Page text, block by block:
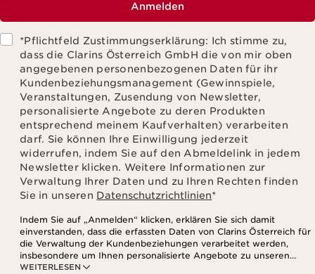
Anmelden
*Pflichtfeld Zustimmungserklärung: Ich stimme zu,
dass die Clarins Österreich GmbH die von mir oben
angegebenen personenbezogenen Daten für ihr
Kundenbeziehungsmanagement (Gewinnspiele,
Veranstaltungen, Zusendung von Newsletter,
personalisierte Angebote zu deren Produkten
entsprechend meinem Kaufverhalten) verarbeiten
darf. Sie können Ihre Einwilligung jederzeit
widerrufen, indem Sie auf den Abmeldelink in jedem
Newsletter klicken. Weitere Informationen zur
Verwaltung Ihrer Daten und zu Ihren Rechten finden
Sie in unseren Datenschutzrichtlinien*
WEITERLESEN
Indem Sie auf „Anmelden“ klicken, erklären Sie sich damit
einverstanden, dass die erfassten Daten von Clarins Österreich für
die Verwaltung der Kundenbeziehungen verarbeitet werden,
insbesondere um Ihnen personalisierte Angebote zu unseren
Produkten und Dienstleistungen entsprechend Ihrem